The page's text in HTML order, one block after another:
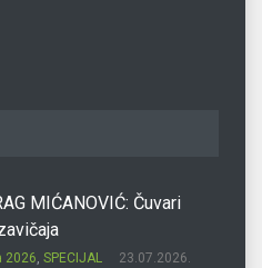
MIĆANOVIĆ: Čuvari
2026, SPECIJAL 23.07.2026.